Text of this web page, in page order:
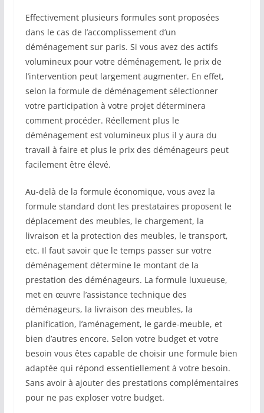
Effectivement plusieurs formules sont proposées
dans le cas de l’accomplissement d’un
déménagement sur paris. Si vous avez des actifs
volumineux pour votre déménagement, le prix de
l’intervention peut largement augmenter. En effet,
selon la formule de déménagement sélectionner
votre participation à votre projet déterminera
comment procéder. Réellement plus le
déménagement est volumineux plus il y aura du
travail à faire et plus le prix des déménageurs peut
facilement être élevé.
Au-delà de la formule économique, vous avez la
formule standard dont les prestataires proposent le
déplacement des meubles, le chargement, la
livraison et la protection des meubles, le transport,
etc. Il faut savoir que le temps passer sur votre
déménagement détermine le montant de la
prestation des déménageurs. La formule luxueuse,
met en œuvre l’assistance technique des
déménageurs, la livraison des meubles, la
planification, l’aménagement, le garde-meuble, et
bien d’autres encore. Selon votre budget et votre
besoin vous êtes capable de choisir une formule bien
adaptée qui répond essentiellement à votre besoin.
Sans avoir à ajouter des prestations complémentaires
pour ne pas exploser votre budget.